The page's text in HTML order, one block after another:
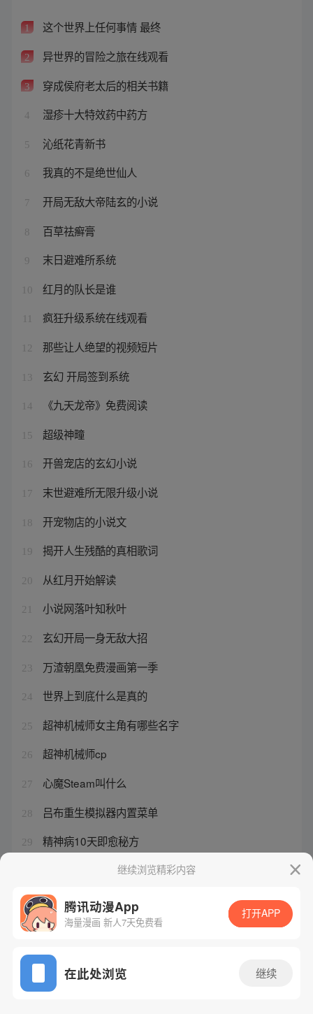
1 这个世界上任何事情 最终
2 异世界的冒险之旅在线观看
3 穿成侯府老太后的相关书籍
4 湿疹十大特效药中药方
5 沁纸花青新书
6 我真的不是绝世仙人
7 开局无敌大帝陆玄的小说
8 百草祛癣膏
9 末日避难所系统
10 红月的队长是谁
疯狂升级系统在线观看
12 那些让人绝望的视频短片
13 玄幻 开局签到系统
14 《九天龙帝》免费阅读
15 超级神疃
16 开兽宠店的玄幻小说
17 末世避难所无限升级小说
18 开宠物店的小说文
19 揭开人生残酷的真相歌词
20 从红月开始解读
21 小说网落叶知秋叶
22 玄幻开局一身无敌大招
23 万渣朝凰免费漫画第一季
24 世界上到底什么是真的
25 超神机械师女主角有哪些名字
26 超神机械师cp
27 心魔Steam叫什么
28 吕布重生模拟器内置菜单
29 精神病10天即愈秘方
宋子祁喜欢乔茵还是程小曼
继续浏览精彩内容
腾讯动漫App
海量漫画 新人7天免费看
打开APP
在此处浏览 继续
网站备案/许可证号：粤B2-20090059-5
Copyright©1998 - 2026 Tencent. All Rights Reserved